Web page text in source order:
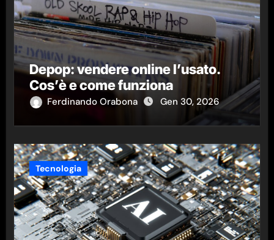
Depop: vendere online l’usato.
Cos’è e come funziona
Ferdinando Orabona Gen 30, 2026
Tecnologia